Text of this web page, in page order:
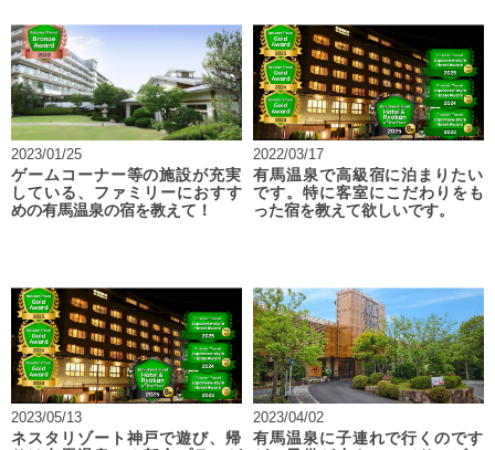
2023/01/25
ゲームコーナー等の施設が充実
している、ファミリーにおすす
めの有馬温泉の宿を教えて！
2022/03/17
有馬温泉で高級宿に泊まりたい
です。特に客室にこだわりをも
った宿を教えて欲しいです。
2023/05/13
ネスタリゾート神戸で遊び、帰
2023/04/02
有馬温泉に子連れで行くのです